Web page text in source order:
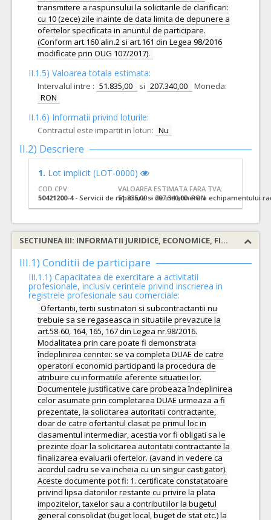
transmitere a raspunsului la solicitarile de clarificari:
cu 10 (zece) zile inainte de data limita de depunere a
ofertelor specificata in anuntul de participare.
(Conform art.160 alin.2 si art.161 din Legea 98/2016
modificate prin OUG 107/2017).
II.1.5) Valoarea totala estimata:
Intervalul intre : 51.835,00 si 207.340,00
Moneda:
RON
II.1.6) Informatii privind loturile:
Contractul este impartit in loturi: Nu
II.2) Descriere
1. Lot implicit (LOT-0000)
COD CPV:
50421200-4- Servicii de reparare si de intretinere a echipamentului
VALOAREA ESTIMATA FARA TVA:
51.835,00 - 207.340,00 RON
SECTIUNEA III: INFORMATII JURIDICE, ECONOMICE, FINANCIARE SI TEHNICE
III.1) Conditii de participare
III.1.1) Capacitatea de exercitare a activitatii
profesionale, inclusiv cerintele privind inscrierea in
registrele profesionale sau comerciale:
Ofertantii, tertii sustinatori si subcontractantii nu
trebuie sa se regaseasca in situatiile prevazute la
art.58-60, 164, 165, 167 din Legea nr.98/2016.
Modalitatea prin care poate fi demonstrata
îndeplinirea cerintei: se va completa DUAE de catre
operatorii economici participanti la procedura de
atribuire cu informatiile aferente situatiei lor.
Documentele justificative care probeaza îndeplinirea
celor asumate prin completarea DUAE urmeaza a fi
prezentate, la solicitarea autoritatii contractante,
doar de catre ofertantul clasat pe primul loc in
clasamentul intermediar, acestia vor fi obligati sa le
prezinte doar la solicitarea autoritatii contractante la
finalizarea evaluarii ofertelor. (avand in vedere ca
acordul cadru se va incheia cu un singur castigator).
Aceste documente pot fi: 1. certificate constatatoare
privind lipsa datoriilor restante cu privire la plata
impozitelor, taxelor sau a contributiilor la bugetul
general consolidat (buget local, buget de stat etc.) la